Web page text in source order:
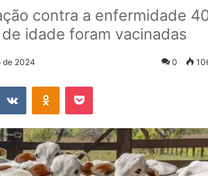
contra a enfermidade
idade foram vacinadas
de 2024 0